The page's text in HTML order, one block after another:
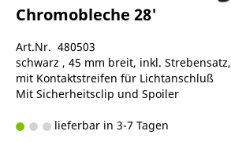
Chromobleche 28'
Art.Nr. 480503
schwarz , 45 mm breit, inkl. Strebensatz,
mit Kontaktstreifen für Lichtanschluß
Mit Sicherheitsclip und Spoiler
lieferbar in 3-7 Tagen